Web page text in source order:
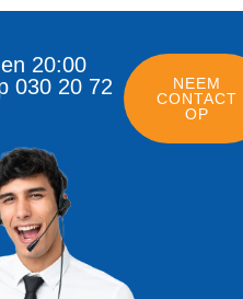
20:00
030 20 72
NEEM
CONTACT
OP